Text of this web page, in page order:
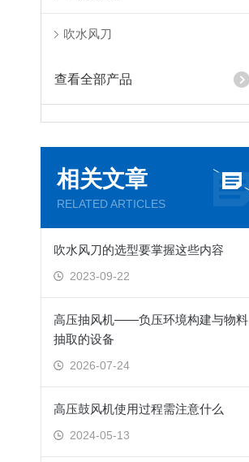
吹水风刀
查看全部产品
相关文章
RELATED ARTICLES
吹水风刀的选型要掌握这些内容
2023-09-22
高压抽风机——负压环境构建与物料
抽取的设备
2026-07-24
高压鼓风机使用过程需注意什么
2024-05-13